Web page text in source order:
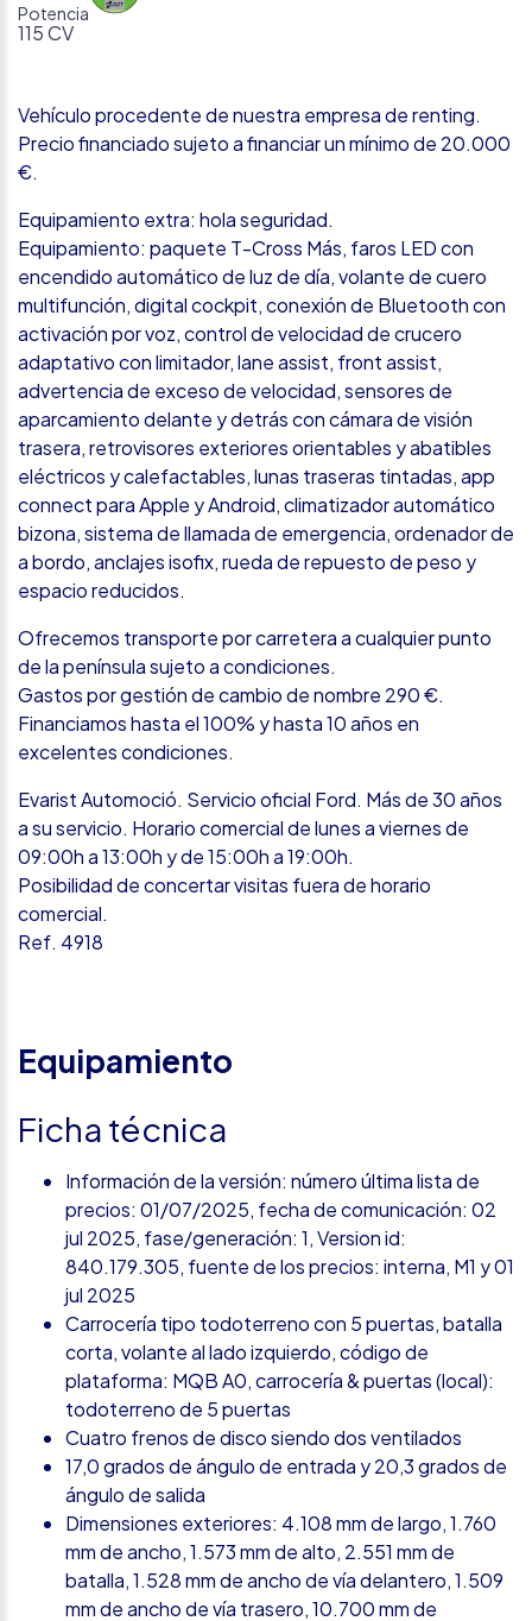
Potencia
115 CV
Vehículo procedente de nuestra empresa de renting.
Precio financiado sujeto a financiar un mínimo de 20.000
€.
Equipamiento extra: hola seguridad.
Equipamiento: paquete T-Cross Más, faros LED con
encendido automático de luz de día, volante de cuero
multifunción, digital cockpit, conexión de Bluetooth con
activación por voz, control de velocidad de crucero
adaptativo con limitador, lane assist, front assist,
advertencia de exceso de velocidad, sensores de
aparcamiento delante y detrás con cámara de visión
trasera, retrovisores exteriores orientables y abatibles
eléctricos y calefactables, lunas traseras tintadas, app
connect para Apple y Android, climatizador automático
bizona, sistema de llamada de emergencia, ordenador de
a bordo, anclajes isofix, rueda de repuesto de peso y
espacio reducidos.
Ofrecemos transporte por carretera a cualquier punto
de la península sujeto a condiciones.
Gastos por gestión de cambio de nombre 290 €.
Financiamos hasta el 100% y hasta 10 años en
excelentes condiciones.
Evarist Automoció. Servicio oficial Ford. Más de 30 años
a su servicio. Horario comercial de lunes a viernes de
09:00h a 13:00h y de 15:00h a 19:00h.
Posibilidad de concertar visitas fuera de horario
comercial.
Ref. 4918
Equipamiento
Ficha técnica
Información de la versión: número última lista de
precios: 01/07/2025, fecha de comunicación: 02
jul 2025, fase/generación: 1, Version id:
840.179.305, fuente de los precios: interna, M1 y 01
jul 2025
Carrocería tipo todoterreno con 5 puertas, batalla
corta, volante al lado izquierdo, código de
plataforma: MQB A0, carrocería & puertas (local):
todoterreno de 5 puertas
Cuatro frenos de disco siendo dos ventilados
17,0 grados de ángulo de entrada y 20,3 grados de
ángulo de salida
Dimensiones exteriores: 4.108 mm de largo, 1.760
mm de ancho, 1.573 mm de alto, 2.551 mm de
batalla, 1.528 mm de ancho de vía delantero, 1.509
mm de ancho de vía trasero, 10.700 mm de